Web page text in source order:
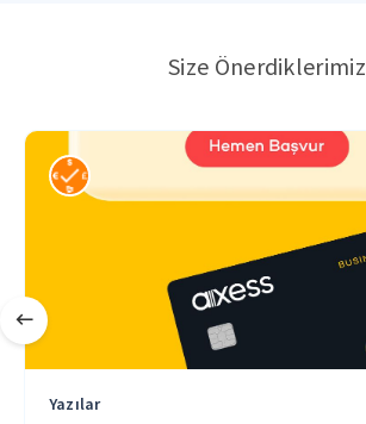
Size Önerdiklerimiz
Yazılar